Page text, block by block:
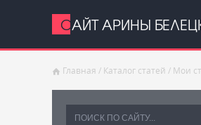
САЙТ АРИНЫ
Главная / Каталог статей / Мои